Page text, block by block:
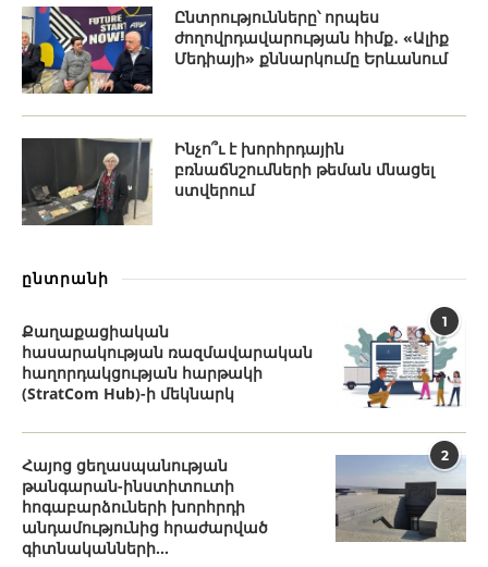
Ընտրությունները՝ որպես
ժողովրդավարության հիմք․ «Ալիք
Մեդիայի» քննարկումը Երևանում
Ինչո՞ւ է խորհրդային
բռնաճնշումների թեման մնացել
ստվերում
ընտրանի
1
Քաղաքացիական
հասարակության ռազմավարական
հաղորդակցության հարթակի
(StratCom Hub)-ի մեկնարկ
2
Հայոց ցեղասպանության
թանգարան-ինստիտուտի
հոգաբարձուների խորհրդի
անդամությունից հրաժարված
գիտնականների...